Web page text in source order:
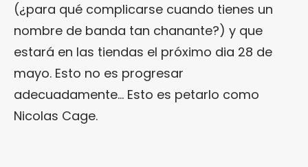
(¿para qué complicarse cuando tienes un
nombre de banda tan chanante?) y que
estará en las tiendas el próximo dia 28 de
mayo. Esto no es progresar
adecuadamente… Esto es petarlo como
Nicolas Cage.